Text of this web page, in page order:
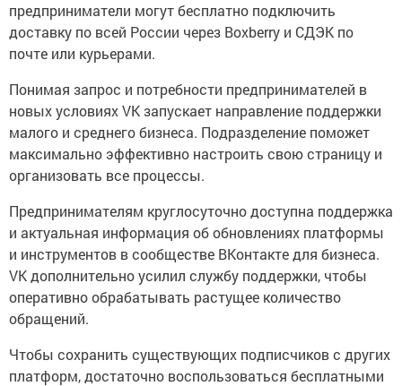
предприниматели могут бесплатно подключить
доставку по всей России через Boxberry и СДЭК по
почте или курьерами.
Понимая запрос и потребности предпринимателей в
новых условиях VK запускает направление поддержки
малого и среднего бизнеса. Подразделение поможет
максимально эффективно настроить свою страницу и
организовать все процессы.
Предпринимателям круглосуточно доступна поддержка
и актуальная информация об обновлениях платформы
и инструментов в сообществе ВКонтакте для бизнеса.
VK дополнительно усилил службу поддержки, чтобы
оперативно обрабатывать растущее количество
обращений.
Чтобы сохранить существующих подписчиков с других
платформ, достаточно воспользоваться бесплатными